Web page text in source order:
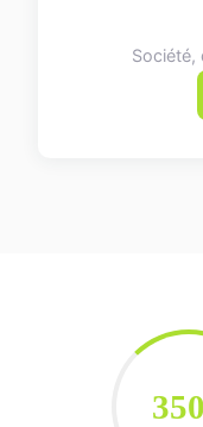
Société,